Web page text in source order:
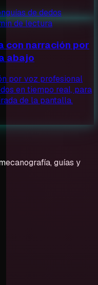
guías de dedos
de lectura
con narración por
abajo
por voz profesional
en tiempo real, para
de la pantalla.
guías y